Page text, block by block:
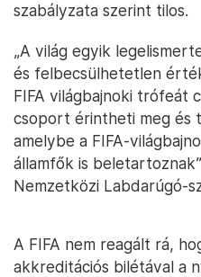
szabályzata szerint tilos.
„A világ egyik
és felbecsülhetetlen
FIFA világbajnoki trófeát
csoport érintheti meg és
amelybe a FIFA-
államfők is
Nemzetközi Labdarúgó-
A FIFA nem reagált rá,
akkreditációs bilétával a